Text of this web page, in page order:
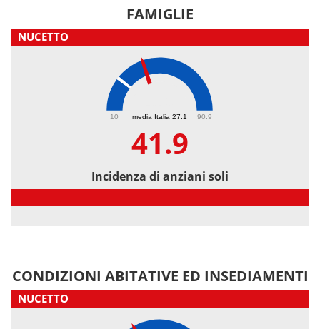
FAMIGLIE
NUCETTO
media Italia 27.1
10 90.9
41.9
Incidenza di anziani soli
CONDIZIONI ABITATIVE ED INSEDIAMENTI
NUCETTO